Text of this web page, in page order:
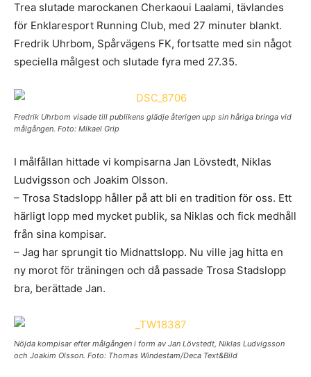
Trea slutade marockanen Cherkaoui Laalami, tävlandes
för Enklaresport Running Club, med 27 minuter blankt.
Fredrik Uhrbom, Spårvägens FK, fortsatte med sin något
speciella målgest och slutade fyra med 27.35.
Fredrik Uhrbom visade till publikens glädje återigen upp sin håriga bringa vid
målgången. Foto: Mikael Grip
I målfållan hittade vi kompisarna Jan Lövstedt, Niklas
Ludvigsson och Joakim Olsson.
– Trosa Stadslopp håller på att bli en tradition för oss. Ett
härligt lopp med mycket publik, sa Niklas och fick medhåll
från sina kompisar.
– Jag har sprungit tio Midnattslopp. Nu ville jag hitta en
ny morot för träningen och då passade Trosa Stadslopp
bra, berättade Jan.
Nöjda kompisar efter målgången i form av Jan Lövstedt, Niklas Ludvigsson
och Joakim Olsson. Foto: Thomas Windestam/Deca Text&Bild